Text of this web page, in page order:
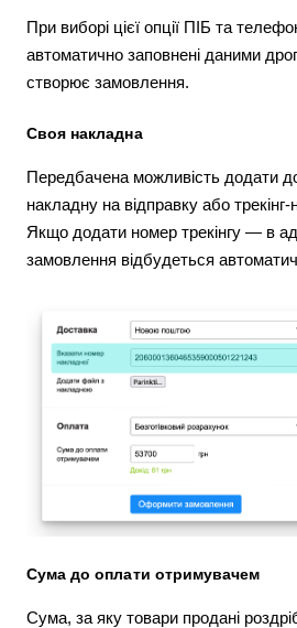
При виборі цієї опції ПІБ та
автоматично заповнені даними
створює замовлення.
Своя накладна
Передбачена можливість додати
накладну на відправку або
Якщо додати номер трекінгу — в
замовлення відбудеться
Сума до оплати отримувачем
Сума, за яку товари продані